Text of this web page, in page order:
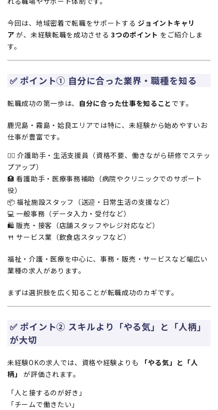
今回は、地域密着で転職をサポートする ジョイントキャリ
ア が、未経験転職を成功させる3つのポイント をご紹介しま
す。
✅ ポイント① 自分に合った業界・職種を知る
転職成功の第一歩は、 自分に合った仕事を知ること です。
鹿児島・霧島・姶良エリアでは特に、未経験から始めやすいお
仕事が豊富です。
👩‍⚕️ 介護助手・生活支援員（資格不要、働きながら研修でステッ
プアップ）
🏥 看護助手・医療事務補助（病院やクリニックでのサポート
役）
📦 福祉施設スタッフ（送迎・日常生活の支援など）
💻 一般事務（データ入力・受付など）
🛍 販売・接客（店舗スタッフやレジ対応など）
🍴 サービス業（飲食店スタッフなど）
福祉・介護・医療を中心に、事務・販売・サービスなど幅広い
業種の求人があります。
まずは選択肢を広く知ることが転職成功のカギです。
✅ ポイント② スキルより「やる気」と「人柄」
が大切
未経験OKの求人では、資格や経験よりも
「やる気」と「人
柄」
が評価されます。
「人と接するのが好き」
「チームで働きたい」